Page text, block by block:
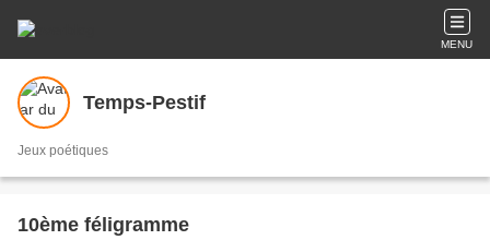
MENU
Temps-Pestif
Jeux poétiques
10ème féligramme